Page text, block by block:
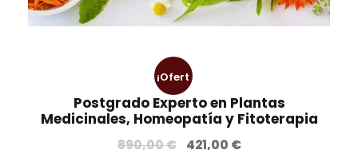
¡Ofert
a!
Postgrado Experto en Plantas
Medicinales, Homeopatía y Fitoterapia
890,00€
E
421,00 €E